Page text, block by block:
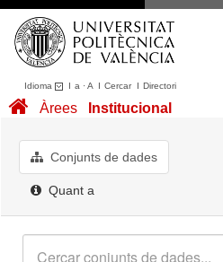
Idioma I a ·A I CercarI Directori
Conjunts de dades
Quant a
Àrees Institucional
Conjunts de dades
Quant a